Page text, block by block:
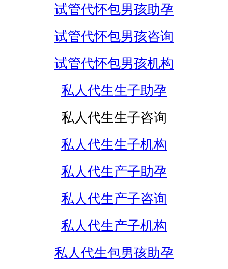
试管代怀包男孩助孕
试管代怀包男孩咨询
试管代怀包男孩机构
私人代生生子助孕
私人代生生子咨询
私人代生生子机构
私人代生产子助孕
私人代生产子咨询
私人代生产子机构
私人代生包男孩助孕